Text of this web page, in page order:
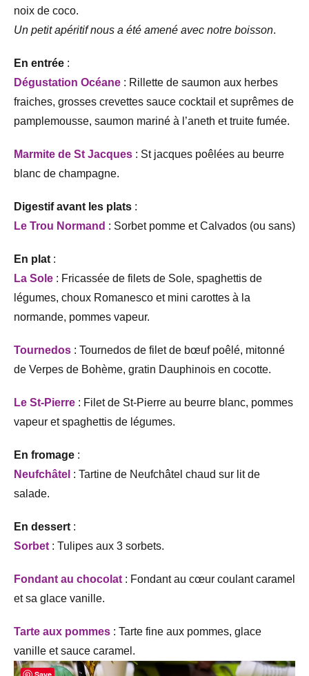
noix de coco.
Un petit apéritif nous a été amené avec notre boisson.
En entrée :
Dégustation Océane : Rillette de saumon aux herbes
fraiches, grosses crevettes sauce cocktail et suprêmes de
pamplemousse, saumon mariné à l’aneth et truite fumée.
Marmite de St Jacques : St jacques poêlées au beurre
blanc de champagne.
Digestif avant les plats :
Le Trou Normand : Sorbet pomme et Calvados (ou sans)
En plat :
La Sole : Fricassée de filets de Sole, spaghettis de
légumes, choux Romanesco et mini carottes à la
normande, pommes vapeur.
Tournedos : Tournedos de filet de bœuf poêlé, mitonné
de Verpes de Bohème, gratin Dauphinois en cocotte.
Le St-Pierre : Filet de St-Pierre au beurre blanc, pommes
vapeur et spaghettis de légumes.
En fromage :
Neufchâtel : Tartine de Neufchâtel chaud sur lit de
salade.
En dessert :
Sorbet : Tulipes aux 3 sorbets.
Fondant au chocolat : Fondant au cœur coulant caramel
et sa glace vanille.
Tarte aux pommes : Tarte fine aux pommes, glace
vanille et sauce caramel.